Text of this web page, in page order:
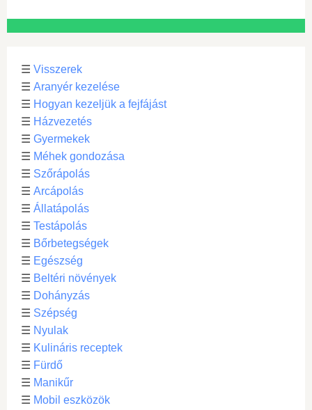
☰ Visszerek
☰ Aranyér kezelése
☰ Hogyan kezeljük a fejfájást
☰ Házvezetés
☰ Gyermekek
☰ Méhek gondozása
☰ Szőrápolás
☰ Arcápolás
☰ Állatápolás
☰ Testápolás
☰ Bőrbetegségek
☰ Egészség
☰ Beltéri növények
☰ Dohányzás
☰ Szépség
☰ Nyulak
☰ Kulináris receptek
☰ Fürdő
☰ Manikűr
☰ Mobil eszközök